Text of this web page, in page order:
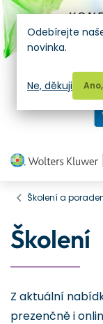
Školení a
Školení
Z aktuální
prezenčně i
Odebírejte
novinka.
Ne, děkuji